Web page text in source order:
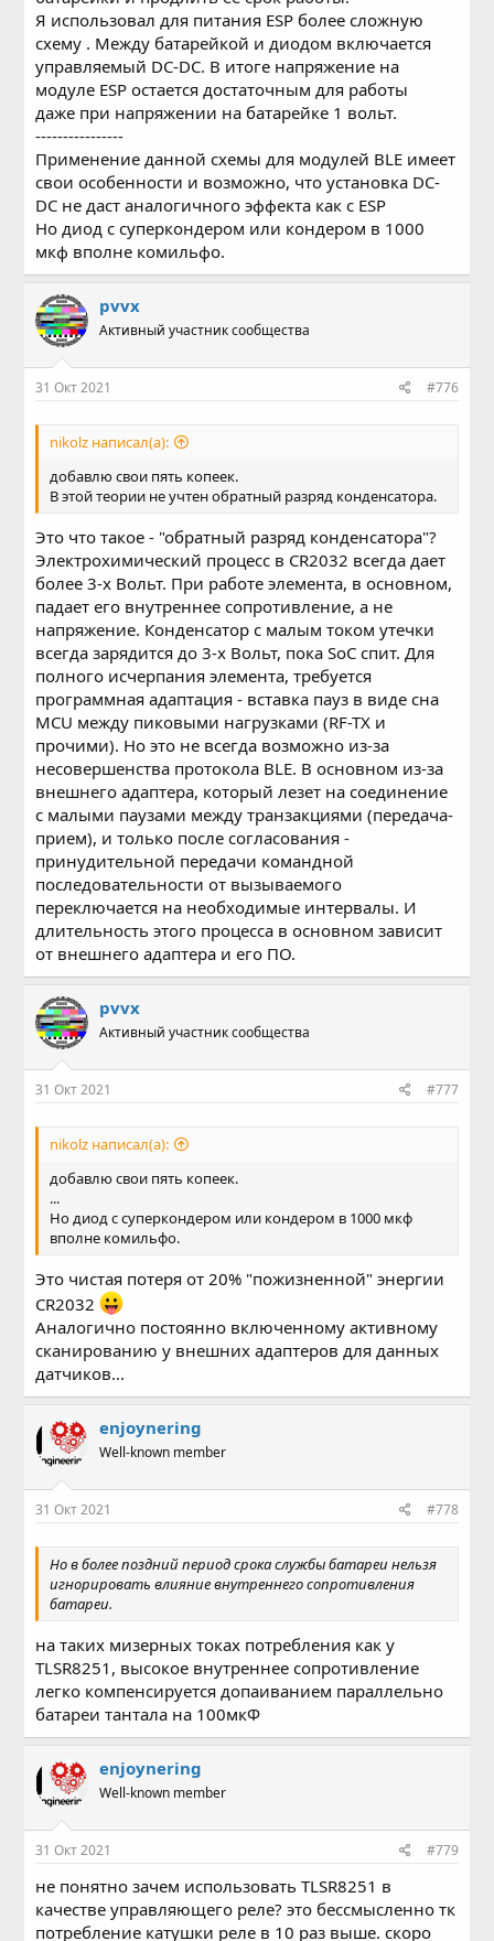
И к нашим реалиям:
При начале BLE соединения Термометра средний ток
потребления увеличивается - увеличивается частота
импульсов передачи. Так происходит пока
запрашивающий соединение BT адаптер не согласует с
момент падение на батарее максимально -> при
подсевшем CR2032 происходит импульсный провал
напряжения ниже минимального напряжения работы и
термометр сбрасывается, соединение прерывается. А на
рекламный режим такой батареи ещё хватает.
По этому - чем больше емкость добавляемого
конденсатора, тем больше время работы термометра
от батареи - возможность вычерпать энергию батареи
до предела.
Но у больших и дешевых емкостей увеличивается
собственная утечка... Следовательно нужно
устанавливать дорогую емкость, имеющую малую
собственную утечку.
всех домашних устройствах...
Я использовал для питания ESP более сложную
схему . Между батарейкой и диодом включается
управляемый DC-DC. В итоге напряжение на
модуле ESP остается достаточным для работы
даже при напряжении на батарейке 1 вольт.
----------------
Применение данной схемы для модулей BLE имеет
свои особенности и возможно, что установка DC-
DC не даст аналогичного эффекта как с ESP
Но диод с суперкондером или кондером в 1000
мкф вполне комильфо.
pvvx
Активный участник сообщества
31 Окт 2021 #776
nikolz написал(а):
добавлю свои пять копеек.
В этой теории не учтен обратный разряд конденсатора.
Это что такое - "обратный разряд конденсатора"?
Электрохимический процесс в CR2032 всегда дает
более 3-х Вольт. При работе элемента, в основном,
падает его внутреннее сопротивление, а не
напряжение. Конденсатор с малым током утечки
всегда зарядится до 3-х Вольт, пока SoC спит. Для
полного исчерпания элемента, требуется
программная адаптация - вставка пауз в виде сна
MCU между пиковыми нагрузками (RF-TX и
прочими). Но это не всегда возможно из-за
несовершенства протокола BLE. В основном из-за
внешнего адаптера, который лезет на соединение
с малыми паузами между транзакциями (передача-
прием), и только после согласования -
принудительной передачи командной
последовательности от вызываемого
переключается на необходимые интервалы. И
длительность этого процесса в основном зависит
от внешнего адаптера и его ПО.
pvvx
Активный участник сообщества
31 Окт 2021 #777
nikolz написал(а):
добавлю свои пять копеек.
...
Но диод с суперкондером или кондером в 1000 мкф
вполне комильфо.
Это чистая потеря от 20% "пожизненной" энергии
CR2032
Аналогично постоянно включенному активному
сканированию у внешних адаптеров для данных
датчиков...
enjoynering
Well-known member
31 Окт 2021 #778
Но в более поздний период срока службы батареи нельзя
игнорировать влияние внутреннего сопротивления
батареи.
на таких мизерных токах потребления как у
TLSR8251, высокое внутреннее сопротивление
легко компенсируется допаиванием параллельно
батареи тантала на 100мкФ
enjoynering
Well-known member
31 Окт 2021 #779
не понятно зачем использовать TLSR8251 в
качестве управляющего реле? это бессмысленно тк
потребление катушки реле в 10 раз выше. скоро